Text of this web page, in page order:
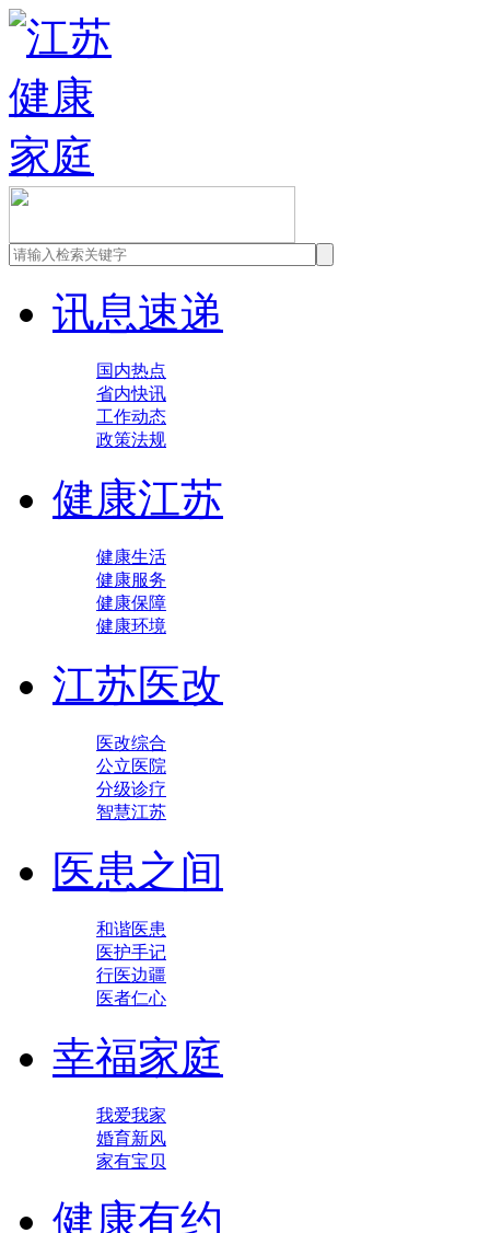
讯息速递
国内热点
省内快讯
工作动态
政策法规
健康江苏
健康生活
健康服务
健康保障
健康环境
江苏医改
医改综合
公立医院
分级诊疗
智慧江苏
医患之间
和谐医患
医护手记
行医边疆
医者仁心
幸福家庭
我爱我家
婚育新风
家有宝贝
健康有约